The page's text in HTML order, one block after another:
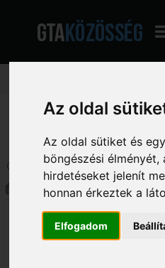
Az oldal
Az oldal sütiket és
böngészési
hirdetéseket jelenít
honnan érkeztek a
Elfogadom
GTA Közösség - A magyar GTA fórum»
Oldalak: 1[2]Le
Szerző
Luciano
607